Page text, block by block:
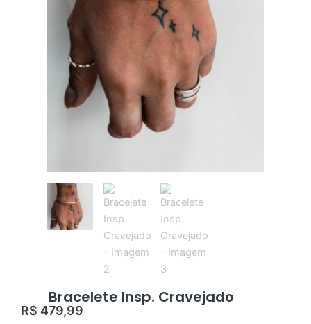
Bracelete Insp. Cravejado
R$ 479,99